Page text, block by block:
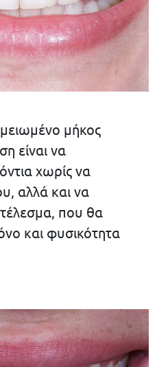
μήκος
είναι να
χωρίς να
αλλά και να
που θα
και φυσικότητα